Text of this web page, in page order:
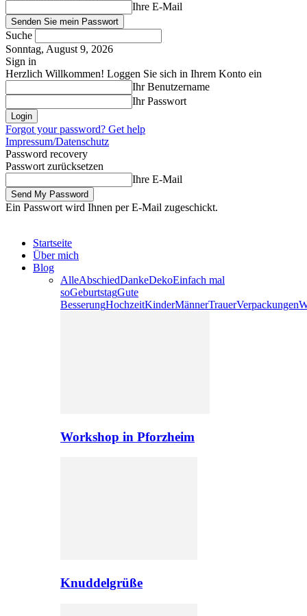
Ihre E-Mail
Suche
Sonntag, August 9, 2026
Sign in
Herzlich Willkommen! Loggen Sie sich in Ihrem Konto ein
Ihr Benutzername
Ihr Passwort
Forgot your password? Get help
Impressum/Datenschutz
Password recovery
Passwort zurücksetzen
Ihre E-Mail
Ein Passwort wird Ihnen per E-Mail zugeschickt.
Startseite
Über mich
Blog
AlleAbschiedDankeDekoEinfach mal
soGeburtstagGute
BesserungHochzeitKinderMännerTrauerVerpackungen
Workshop in Pforzheim
Knuddelgrüße